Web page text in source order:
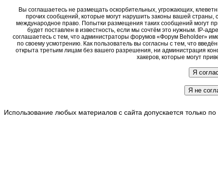
Вы соглашаетесь не размещать оскорбительных, угрожающих,
прочих сообщений, которые могут нарушить законы вашей страны,
международное право. Попытки размещения таких сообщений могут
будет поставлен в известность, если мы сочтём это нужным. IP-
соглашаетесь с тем, что администраторы форумов «Форум Beholder»
по своему усмотрению. Как пользователь вы согласны с тем, что
открыта третьим лицам без вашего разрешения, ни администрация
хакеров, которые могут
Использование любых материалов с сайта допускается только